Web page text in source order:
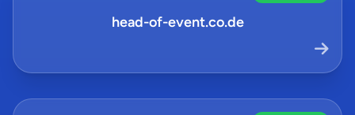
head-of-event.co.de